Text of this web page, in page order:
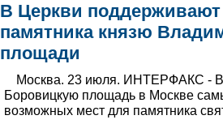
В Церкви
памятника князю
площади
Москва. 23 июля. ИНТЕРФАКС - В
Боровицкую площадь в Москве
возможных мест для памятника